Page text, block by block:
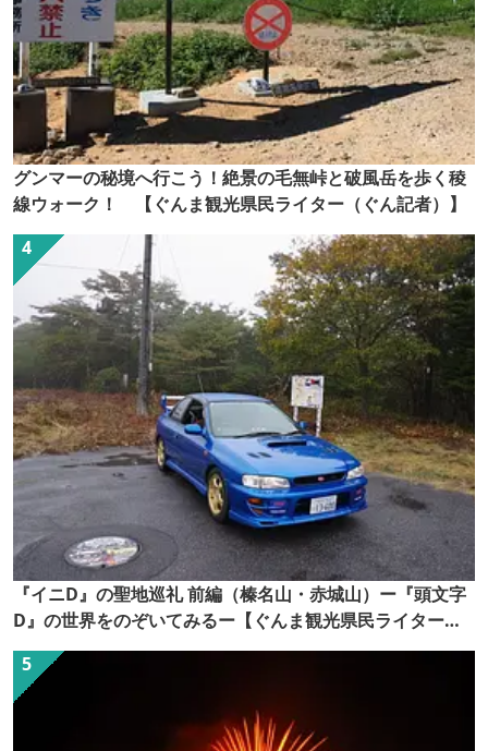
グンマーの秘境へ行こう！絶景の毛無峠と破風岳を歩く稜
線ウォーク！ 【ぐんま観光県民ライター（ぐん記者）】
『イニD』の聖地巡礼 前編（榛名山・赤城山）ー『頭文字
D』の世界をのぞいてみるー【ぐんま観光県民ライター
（ぐん記者）】